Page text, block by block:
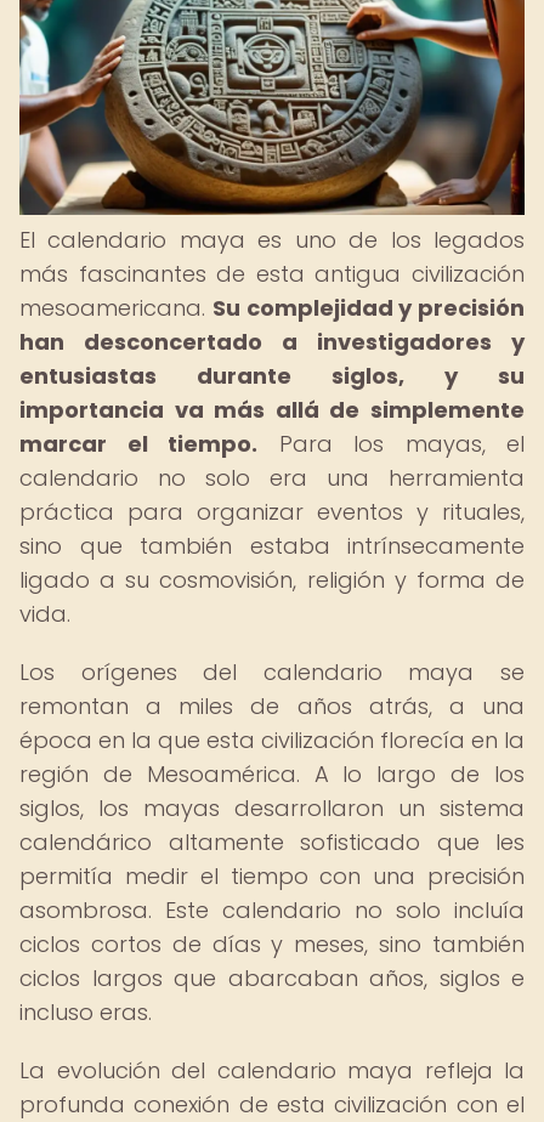
El calendario maya es uno de los legados
más fascinantes de esta antigua civilización
mesoamericana. Su complejidad y precisión
han desconcertado a investigadores y
entusiastas durante siglos, y su
importancia va más allá de simplemente
marcar el tiempo. Para los mayas, el
calendario no solo era una herramienta
práctica para organizar eventos y rituales,
sino que también estaba intrínsecamente
ligado a su cosmovisión, religión y forma de
vida.
Los orígenes del calendario maya se
remontan a miles de años atrás, a una
época en la que esta civilización florecía en la
región de Mesoamérica. A lo largo de los
siglos, los mayas desarrollaron un sistema
calendárico altamente sofisticado que les
permitía medir el tiempo con una precisión
asombrosa. Este calendario no solo incluía
ciclos cortos de días y meses, sino también
ciclos largos que abarcaban años, siglos e
incluso eras.
La evolución del calendario maya refleja la
profunda conexión de esta civilización con el